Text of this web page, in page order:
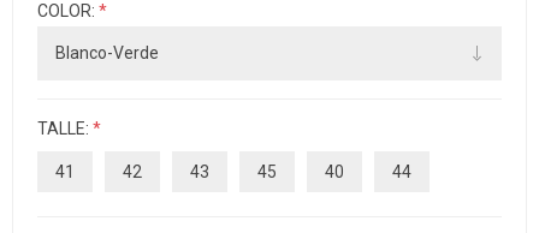
COLOR: *
TALLE: *
41 42 43 45 40 44